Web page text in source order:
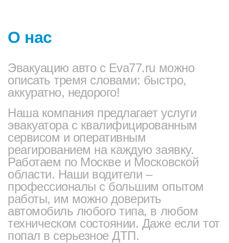
О нас
Эвакуацию авто с Eva77.ru можно
описать тремя словами: быстро,
аккуратно, недорого!
Наша компания предлагает услуги
эвакуатора с квалифицированным
сервисом и оперативным
реагированием на каждую заявку.
Работаем по Москве и Московской
области. Наши водители –
профессионалы с большим опытом
работы, им можно доверить
автомобиль любого типа, в любом
техническом состоянии. Даже если тот
попал в серьезное ДТП.